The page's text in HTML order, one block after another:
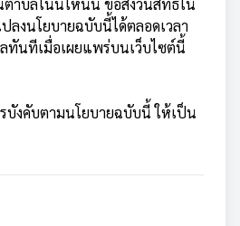
ตำบลโนนโหนน ขอสงวนสิทธิ์ใน
ลงนโยบายฉบับนี้ได้ตลอดเวลา
ทันทีเมื่อเผยแพร่บนเว็บไซต์นี้
บังคับตามนโยบายฉบับนี้ ให้เป็น